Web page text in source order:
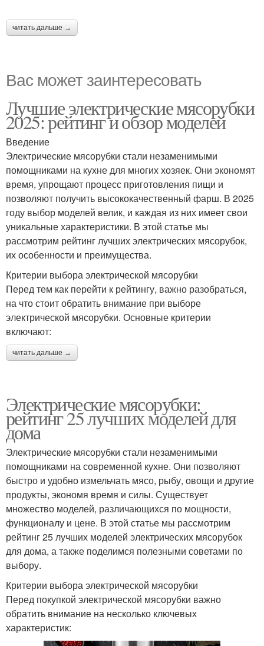
читать дальше →
Вас может заинтересовать
Лучшие электрические мясорубки
2025: рейтинг и обзор моделей
Введение
Электрические мясорубки стали незаменимыми
помощниками на кухне для многих хозяек. Они экономят
время, упрощают процесс приготовления пищи и
позволяют получить высококачественный фарш. В 2025
году выбор моделей велик, и каждая из них имеет свои
уникальные характеристики. В этой статье мы
рассмотрим рейтинг лучших электрических мясорубок,
их особенности и преимущества.
Критерии выбора электрической мясорубки
Перед тем как перейти к рейтингу, важно разобраться,
на что стоит обратить внимание при выборе
электрической мясорубки. Основные критерии
включают:
читать дальше →
Электрические мясорубки:
рейтинг 25 лучших моделей для
дома
Электрические мясорубки стали незаменимыми
помощниками на современной кухне. Они позволяют
быстро и удобно измельчать мясо, рыбу, овощи и другие
продукты, экономя время и силы. Существует
множество моделей, различающихся по мощности,
функционалу и цене. В этой статье мы рассмотрим
рейтинг 25 лучших моделей электрических мясорубок
для дома, а также поделимся полезными советами по
выбору.
Критерии выбора электрической мясорубки
Перед покупкой электрической мясорубки важно
обратить внимание на несколько ключевых
характеристик: